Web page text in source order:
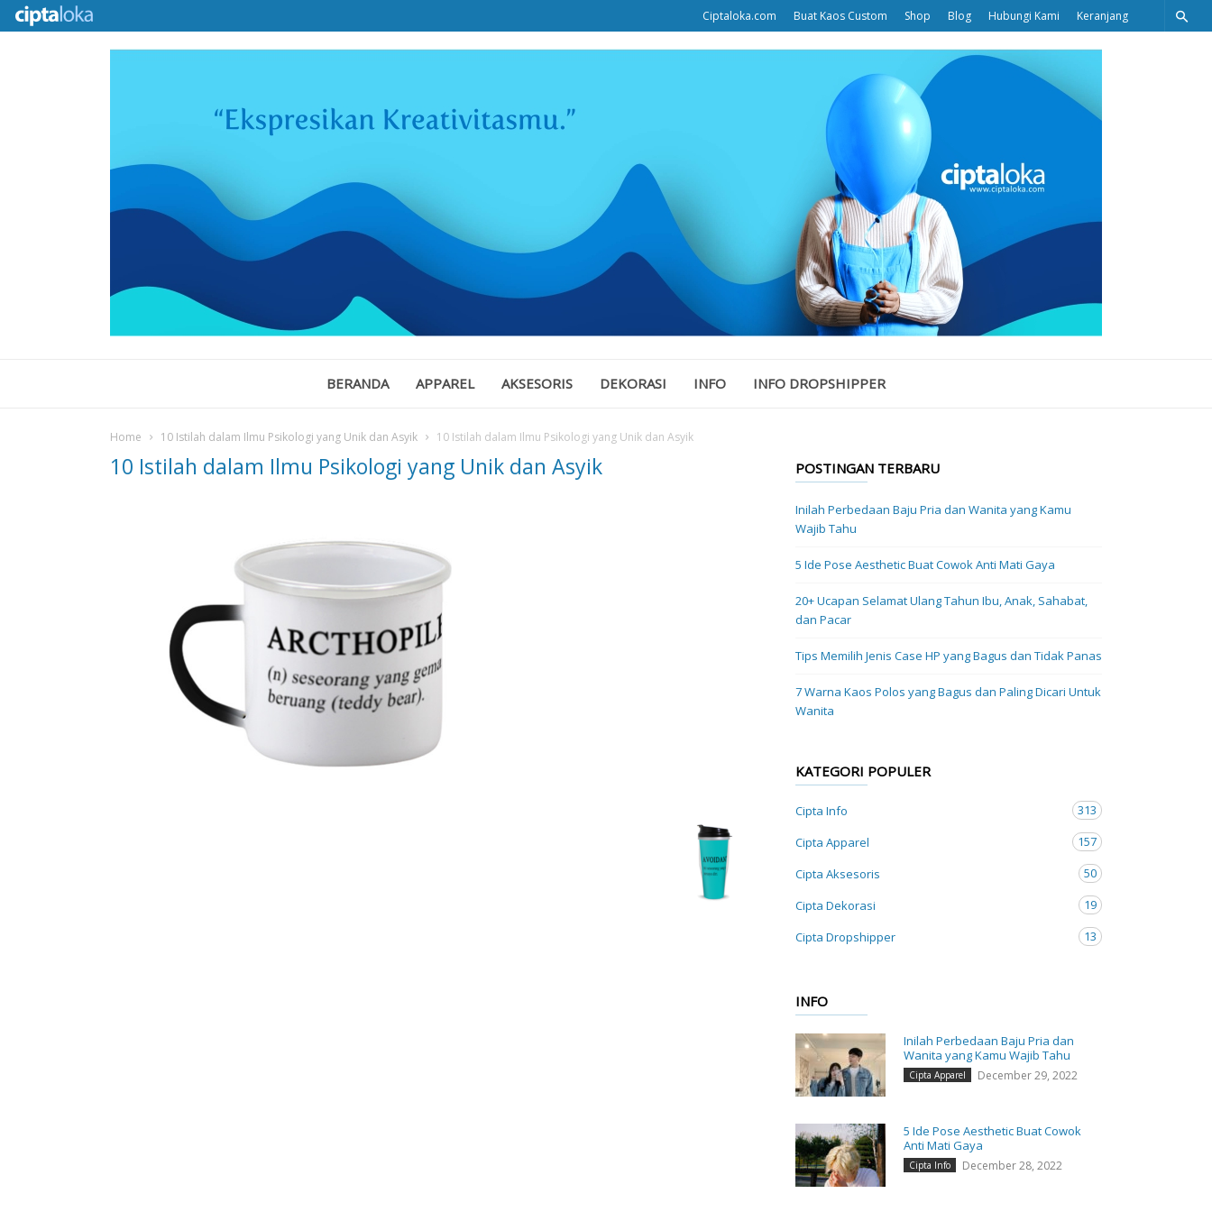
Ciptaloka.com Buat Kaos Custom Shop Blog Hubungi Kami Keranjang
BERANDA APPAREL AKSESORIS DEKORASI INFO INFO DROPSHIPPER
Home 10 Istilah dalam Ilmu Psikologi yang Unik dan Asyik 10 Istilah dalam Ilmu Psikologi yang Unik dan Asyik
10 Istilah dalam Ilmu Psikologi yang Unik dan Asyik POSTINGAN TERBARU
Inilah Perbedaan Baju Pria dan Wanita yang Kamu
Wajib Tahu
5 Ide Pose Aesthetic Buat Cowok Anti Mati Gaya
20+ Ucapan Selamat Ulang Tahun Ibu, Anak, Sahabat,
dan Pacar
Tips Memilih Jenis Case HP yang Bagus dan Tidak Panas
7 Warna Kaos Polos yang Bagus dan Paling Dicari Untuk
Wanita
KATEGORI POPULER
Cipta Info
313
Cipta Apparel
157
Cipta Aksesoris
50
Cipta Dekorasi
19
Cipta Dropshipper
13
INFO
Inilah Perbedaan Baju Pria dan
Wanita yang Kamu Wajib Tahu
Cipta Apparel December 29, 2022
5 Ide Pose Aesthetic Buat Cowok
Anti Mati Gaya
Cipta Info December 28, 2022